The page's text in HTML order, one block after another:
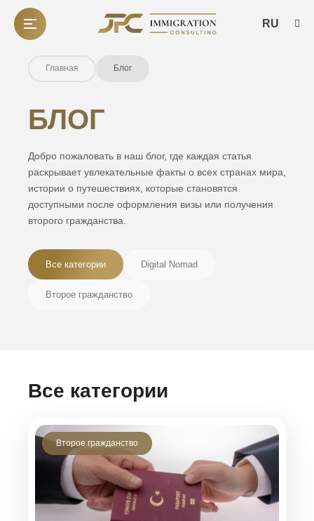
RU
Главная Блог
БЛОГ
Добро пожаловать в наш блог, где каждая статья
раскрывает увлекательные факты о всех странах мира,
истории о путешествиях, которые становятся
доступными после оформления визы или получения
второго гражданства.
Все категории Digital Nomad
Второе гражданство
Все категории
Второе гражданство